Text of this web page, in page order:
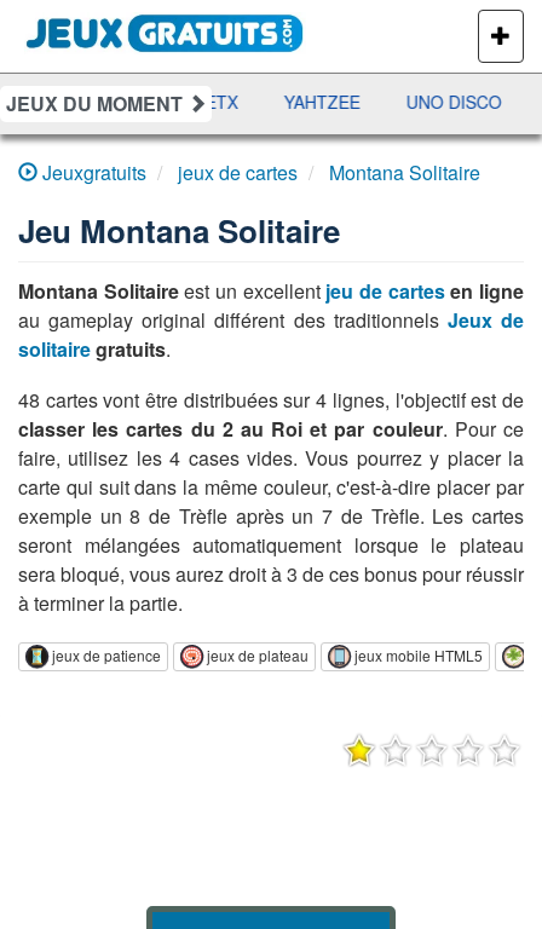
PLUS
DE
JEUX
JEUX DU MOMENT
RAMI JETX YAHTZEE UNO DISCO
Jeuxgratuits jeux de cartes Montana Solitaire
Jeu Montana Solitaire
Montana Solitaireest un excellent jeu de cartesen ligne
au gameplay original différent des traditionnels Jeux de
solitairegratuits.
48 cartes vont être distribuées sur 4 lignes, l'objectif est de
classer les cartes du 2 au Roi et par couleur. Pour ce
faire, utilisez les 4 cases vides. Vous pourrez y placer la
carte qui suit dans la même couleur, c'est-à-dire placer par
exemple un 8 de Trèfle après un 7 de Trèfle. Les cartes
seront mélangées automatiquement lorsque le plateau
sera bloqué, vous aurez droit à 3 de ces bonus pour réussir
à terminer la partie.
jeux de patience jeux de plateau jeux mobile HTML5